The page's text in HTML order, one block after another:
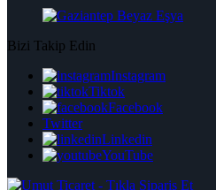
Bizi Takip Edin
Instagram
Tiktok
Facebook
Twitter
Linkedin
YouTube